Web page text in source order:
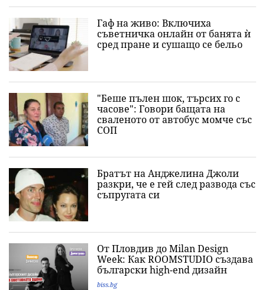
Гаф на живо: Включиха
съветничка онлайн от банята ѝ
сред пране и сушащо се бельо
"Беше пълен шок, търсих го с
часове": Говори бащата на
сваленото от автобус момче със
СОП
Братът на Анджелина Джоли
разкри, че е гей след развода със
съпругата си
От Пловдив до Milan Design
Week: Как ROOMSTUDIO създава
български high-end дизайн
biss.bg